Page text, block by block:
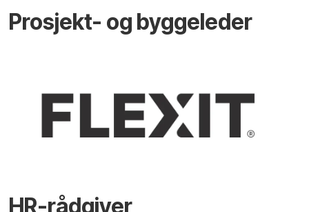
Prosjekt- og byggeleder
HR-rådgiver